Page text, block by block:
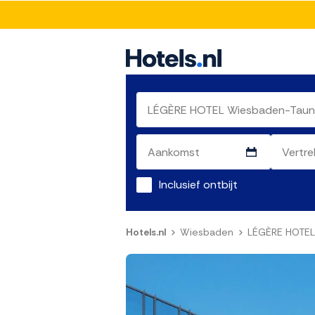
Inclusief ontbijt
Hotels.nl Wiesbaden LÉGÈRE